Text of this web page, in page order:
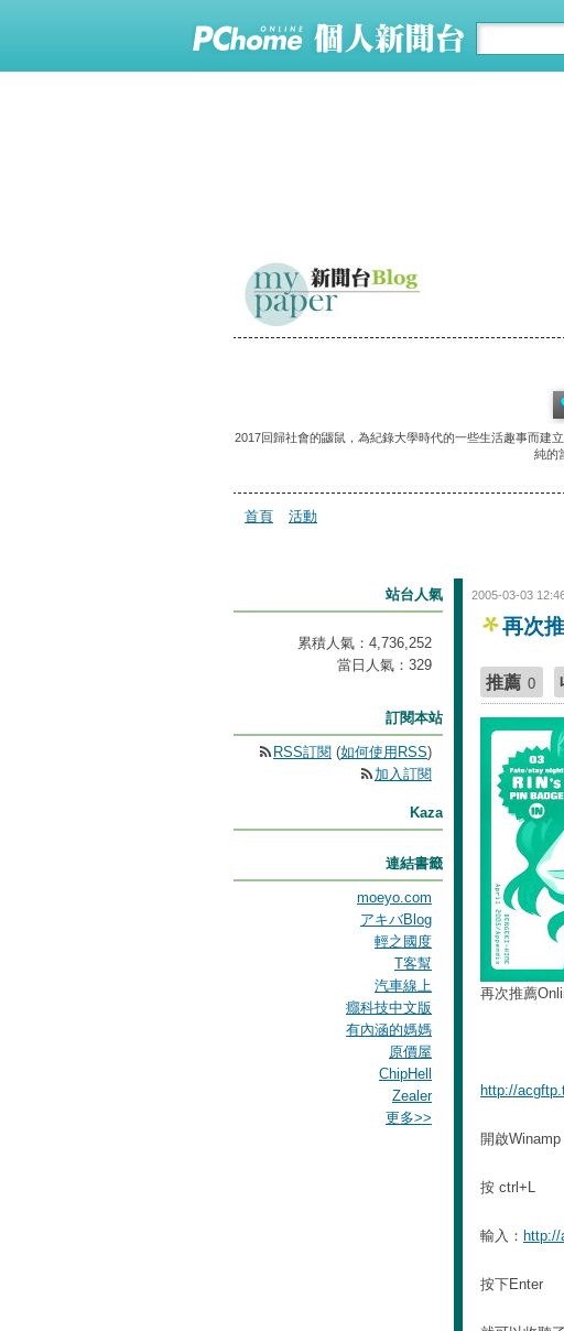
2017回歸社會的鼴鼠，為紀錄大學時代的一些生活趣事而建
純的
首頁 活動
2005-03-03
再次
推薦 0
再次推薦
http://
開啟Winamp
按 ctrl+L
輸入：
按下Enter
站台人氣
累積人氣： 4,736,252
當日人氣： 329
訂閱本站
RSS訂閱 (如何使用RSS)
加入訂閱
Kaza
連結書籤
moeyo.com
アキバBlog
輕之國度
T客幫
汽車線上
癮科技中文版
有內涵的媽媽
原價屋
ChipHell
Zealer
更多>>